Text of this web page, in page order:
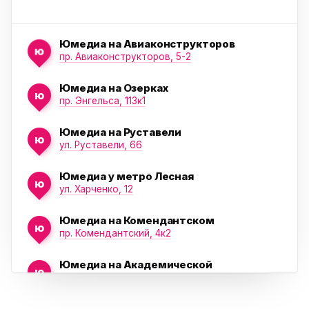
ю
Юмедиа на Авиаконструкторов
пр. Авиаконструкторов, 5-2
ю
Юмедиа на Озерках
пр. Энгельса, 113к1
ю
Юмедиа на Руставели
ул. Руставели, 66
ю
Юмедиа у метро Лесная
ул. Харченко, 12
ю
Юмедиа на Комендантском
пр. Комендантский, 4к2
ю
Юмедиа на Академической